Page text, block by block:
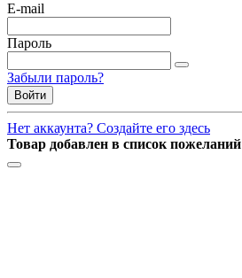
E-mail
Пароль
Забыли пароль?
Войти
Нет аккаунта? Создайте его здесь
Товар добавлен в список пожеланий